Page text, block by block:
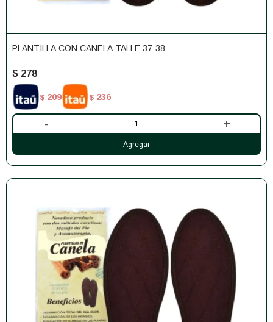
PLANTILLA CON CANELA TALLE 37-38
$ 278
$ 209 $ 236
- +